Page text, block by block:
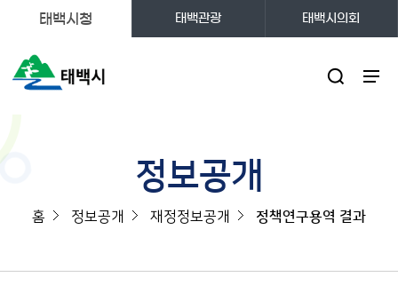
태백시청 태백관광 태백시의회
정보공개
홈 정보공개 재정정보공개 정책연구용역 결과